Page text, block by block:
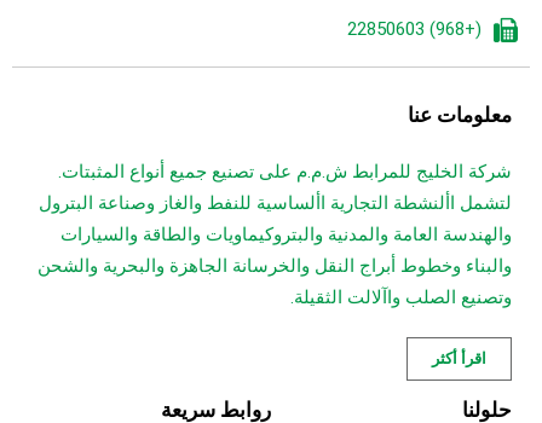
(+968) 22850603
معلومات عنا
شركة الخليج للمرابط ش.م.م على تصنيع جميع أنواع المثبتات.
لتشمل األنشطة التجارية األساسية للنفط والغاز وصناعة البترول
والهندسة العامة والمدنية والبتروكيماويات والطاقة والسيارات
والبناء وخطوط أبراج النقل والخرسانة الجاهزة والبحرية والشحن
وتصنيع الصلب واآلالت الثقيلة.
اقرأ أكثر
حلولنا روابط سريعة